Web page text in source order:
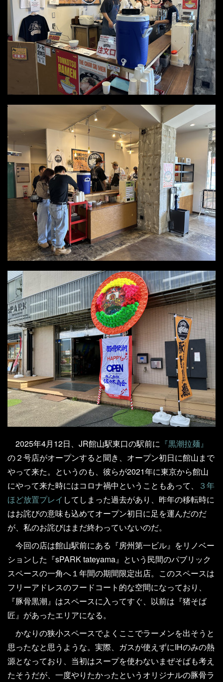
2025年4月12日、JR館山駅東口の駅前に 『黒潮拉麺』
の２号店がオープンすると聞き、オープン初日に館山まで
やって来た。というのも、彼らが2021年に東京から館山
にやって来た時にはコロナ禍中ということもあって、
３年
ほど放置プレイ してしまった過去があり、昨年の移転時に
はお詫びの意味も込めてオープン初日に足を運んだのだ
が、私のお詫びはまだ終わっていないのだ。
今回の店は館山駅前にある『房州第一ビル』をリノベー
ションした『sPARK tateyama』という民間のパブリック
スペースの一角へ１年間の期間限定出店。このスペースは
フリーアドレスのフードコート的な空間になっており、
『豚骨黒潮』はスペースに入ってすぐ、以前は『猪そば
匠』があったエリアになる。
かなりの狭小スペースでよくここでラーメンを出そうと
思ったなと思うような。実際、ガスが使えずにIHのみの熱
源となっており、当初はスープを使わないまぜそばも考え
たそうだが、一度やりたかったというオリジナルの豚骨ラ